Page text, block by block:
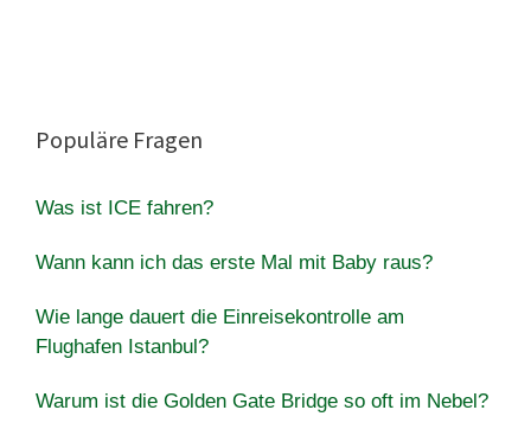
Populäre Fragen
Was ist ICE fahren?
Wann kann ich das erste Mal mit Baby raus?
Wie lange dauert die Einreisekontrolle am
Flughafen Istanbul?
Warum ist die Golden Gate Bridge so oft im Nebel?